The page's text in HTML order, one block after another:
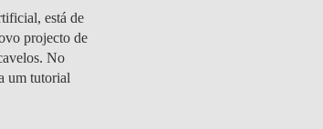
está de
projecto de
No
um tutorial